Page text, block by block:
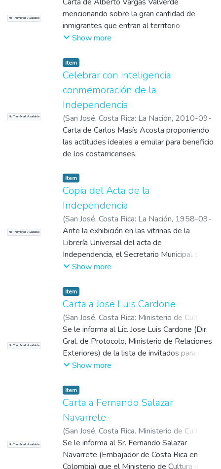
No Thumbnail Available
mencionando sobre la gran cantidad de
inmigrantes que entran al territorio
costarricense y hace un recordatorio a los
costarricenses".
Show more
No Thumbnail Available
Item
Celebrar con inteligencia
conmemoración de la
Independencia
(San José, Costa Rica: La Nación, 2010-09-
14)Masís Acosta, Carlos
Carta de Carlos Masís Acosta proponiendo
las actitudes ideales a emular para beneficio
de los costarricenses.
No Thumbnail Available
Item
Copia del Acta de la
Independencia
(San José, Costa Rica: La Nación, 1958-09-
14)Solano Sanabria, Juan Luis
Ante la exhibición en las vitrinas de la
Librería Universal del acta de
Independencia, el Secretario Municipal del
cantón de La Unión, sugiere al director de
Acta de Independencia para distribuirlo en
las escuelas y municipalidades de toda la
República.
Show more
No Thumbnail Available
Item
Carta a Jose Luis Cardone
(San José, Costa Rica: Ministerio de Cultura,
Juventud y Deportes,1971-09-03)Cañas,
Alberto
Se le informa al Lic. Jose Luis Cardone (Dir.
Gral. de Protocolo, Ministerio de Relaciones
Exteriores) de la lista de invitados para la
inauguración de la Biblioteca Nacional el
envíen las invitaciones para poder
repartirlas.
Show more
No Thumbnail Available
Item
Carta a Fernando Salazar
Navarrete
(San José, Costa Rica. Ministerio de Cultura,
Juventud y Deportes,1971-09-01)
Alberto
Se le informa al Sr. Fernando Salazar
Navarrete (Embajador de Costa Rica en
Colombia) que el Ministerio de Cultura no